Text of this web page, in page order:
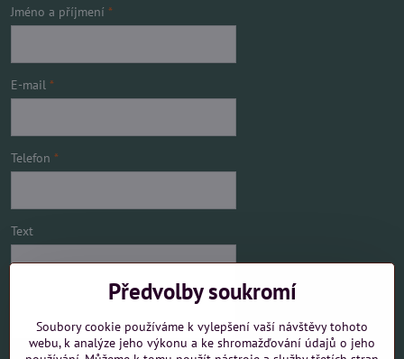
Jméno a příjmení *
E-mail *
Telefon *
Text
Předvolby soukromí
Soubory cookie používáme k vylepšení vaší návštěvy tohoto
webu, k analýze jeho výkonu a ke shromažďování údajů o jeho